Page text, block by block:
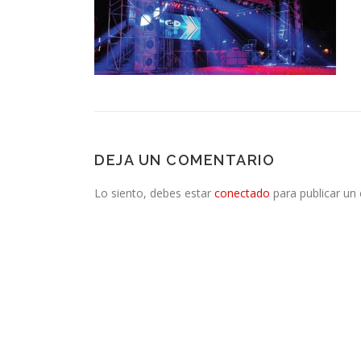
DEJA UN COMENTARIO
Lo siento, debes estar conectado para publicar un